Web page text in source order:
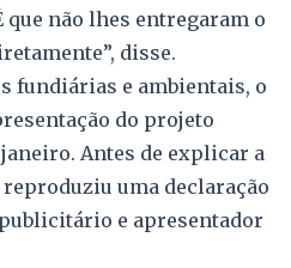
que não lhes entregaram o
disse.
fundiárias e ambientais, o
do projeto
Antes de explicar a
uma declaração
e apresentador